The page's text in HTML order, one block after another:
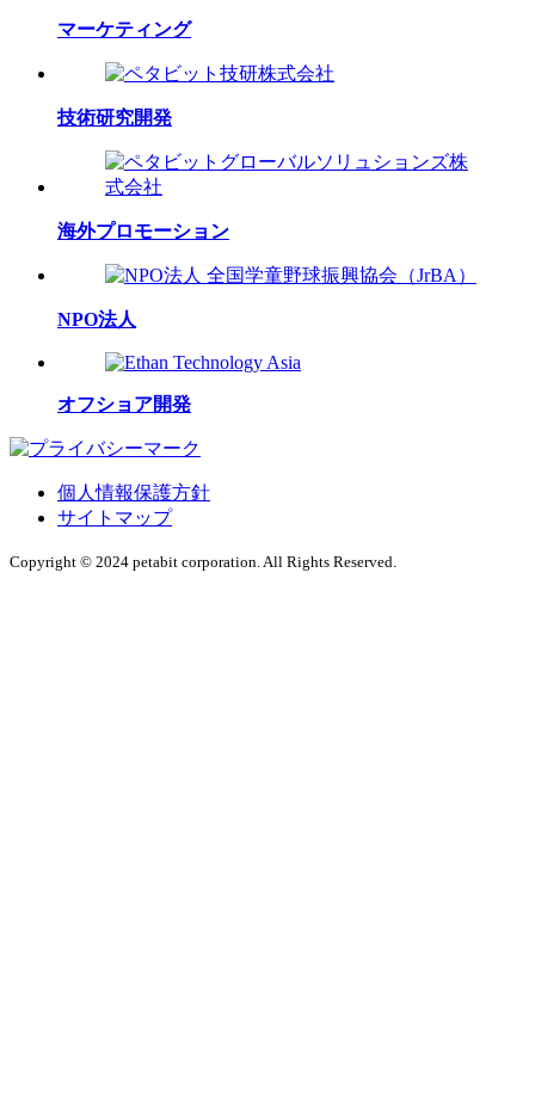
マーケティング
技術研究開発
海外プロモーション
NPO法人
オフショア開発
個人情報保護方針
サイトマップ
Copyright © 2024 petabit corporation. All Rights Reserved.